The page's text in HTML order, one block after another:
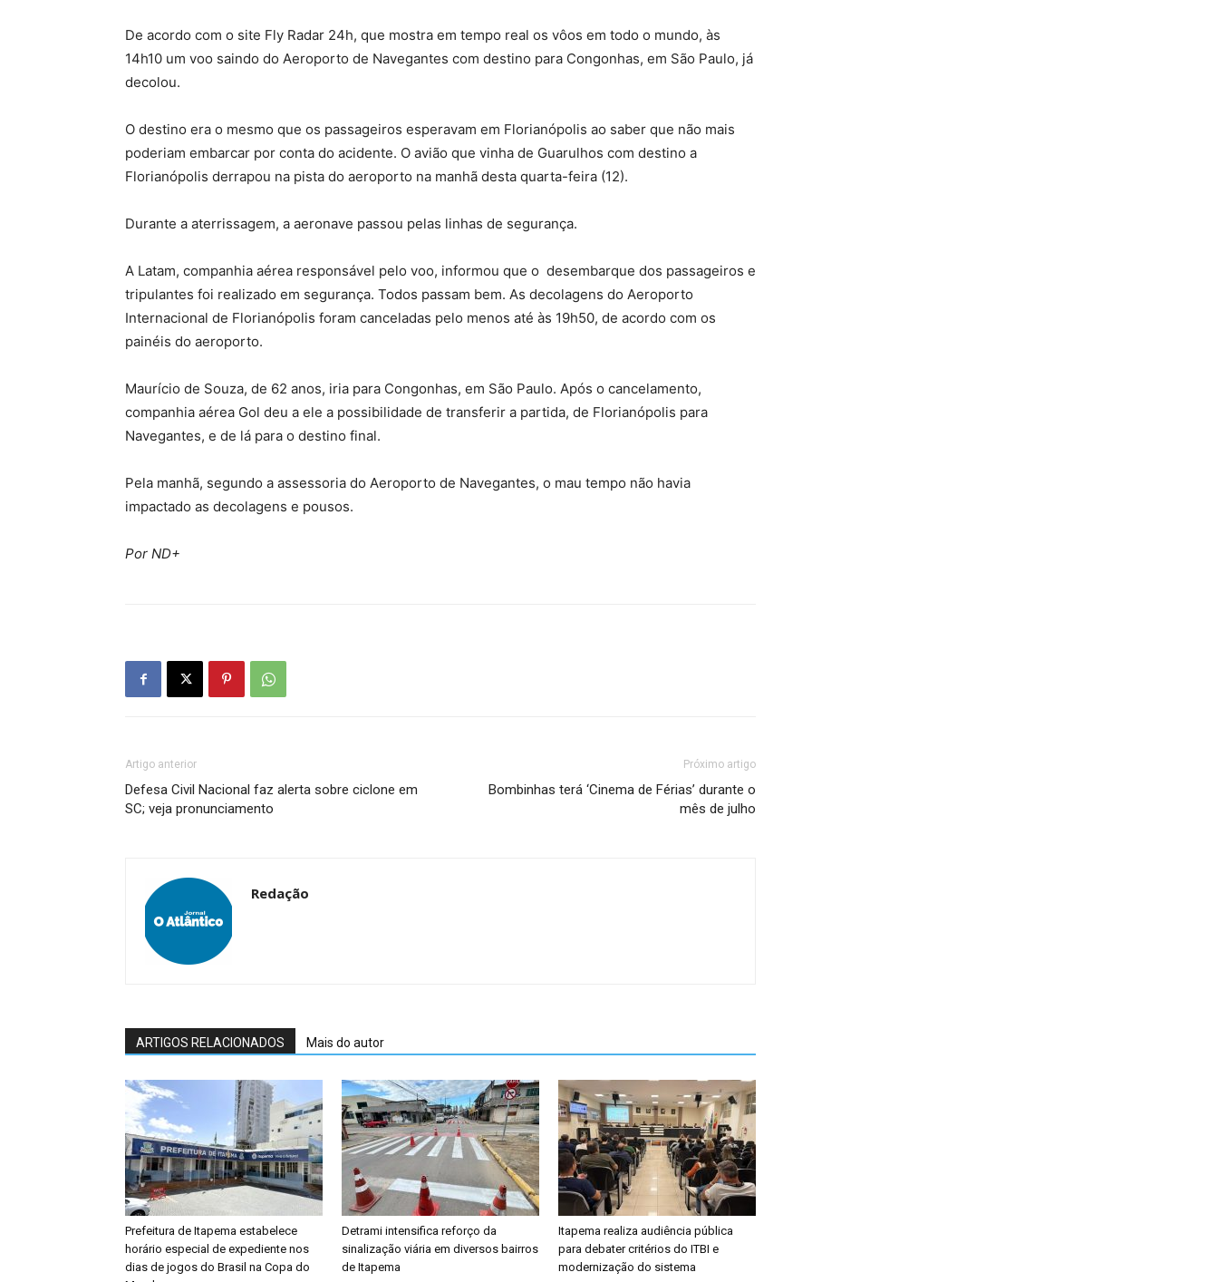
De acordo com o site Fly Radar 24h, que mostra em tempo real os vôos em todo o mundo, às
14h10 um voo saindo do Aeroporto de Navegantes com destino para Congonhas, em São Paulo, já
decolou.
O destino era o mesmo que os passageiros esperavam em Florianópolis ao saber que não mais
poderiam embarcar por conta do acidente. O avião que vinha de Guarulhos com destino a
Florianópolis derrapou na pista do aeroporto na manhã desta quarta-feira (12).
Durante a aterrissagem, a aeronave passou pelas linhas de segurança.
A Latam, companhia aérea responsável pelo voo, informou que o desembarque dos passageiros e
tripulantes foi realizado em segurança. Todos passam bem. As decolagens do Aeroporto
Internacional de Florianópolis foram canceladas pelo menos até às 19h50, de acordo com os
painéis do aeroporto.
Maurício de Souza, de 62 anos, iria para Congonhas, em São Paulo. Após o cancelamento,
companhia aérea Gol deu a ele a possibilidade de transferir a partida, de Florianópolis para
Navegantes, e de lá para o destino final.
Pela manhã, segundo a assessoria do Aeroporto de Navegantes, o mau tempo não havia
impactado as decolagens e pousos.
Por ND+
Artigo anterior
Defesa Civil Nacional faz alerta sobre ciclone em
SC; veja pronunciamento
Próximo artigo
Bombinhas terá ‘Cinema de Férias’ durante o
mês de julho
Redação
ARTIGOS RELACIONADOS Mais do autor
Prefeitura de Itapema estabelece
horário especial de expediente nos
dias de jogos do Brasil na Copa do
Detrami intensifica reforço da
sinalização viária em diversos bairros
de Itapema
Itapema realiza audiência pública
para debater critérios do ITBI e
modernização do sistema